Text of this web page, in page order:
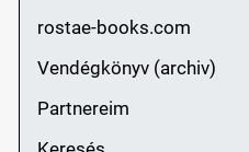
rostae-books.com
Vendégkönyv (archiv)
Partnereim